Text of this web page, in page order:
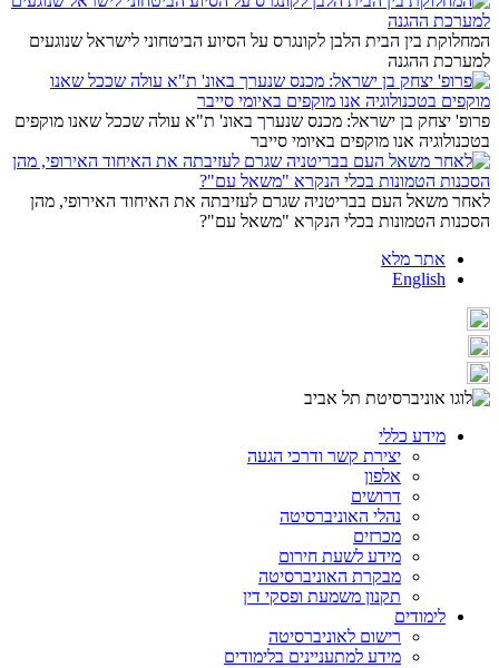
המחלוקת בין הבית הלבן לקונגרס על הסיוע הביטחוני לישראל שנוגעים
למערכת ההגנה
פרופ' יצחק בן ישראל: מכנס שנערך באונ' ת"א עולה שככל שאנו מוקפים
בטכנולוגיה אנו מוקפים באיומי סייבר
לאחר משאל העם בבריטניה שגרם לעזיבתה את האיחוד האירופי, מהן
הסכנות הטמונות בכלי הנקרא "משאל עם"?
אתר מלא
English
מידע כללי
יצירת קשר ודרכי הגעה
אלפון
דרושים
נהלי האוניברסיטה
מכרזים
מידע לשעת חירום
מבקרת האוניברסיטה
תקנון משמעת ופסקי דין
לימודים
רישום לאוניברסיטה
מידע למתעניינים בלימודים